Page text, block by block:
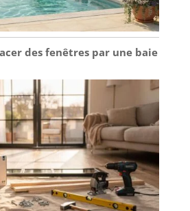
des fenêtres par une baie